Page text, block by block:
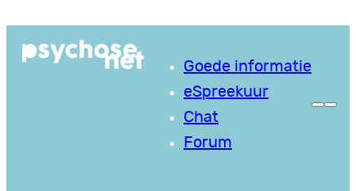
naar
Goede informatie
eSpreekuur
Chat
Forum